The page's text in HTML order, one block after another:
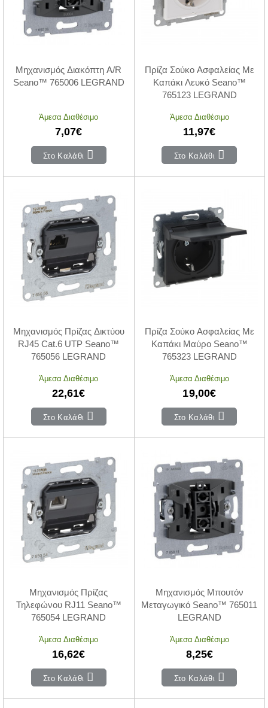
Μηχανισμός Διακόπτη A/R
Seano™ 765006 LEGRAND
Άμεσα Διαθέσιμο
7,07€
Στο Καλάθι
Πρίζα Σούκο Ασφαλείας Με
Καπάκι Λευκό Seano™
765123 LEGRAND
Άμεσα Διαθέσιμο
11,97€
Στο Καλάθι
Μηχανισμός Πρίζας Δικτύου
RJ45 Cat.6 UTP Seano™
765056 LEGRAND
Άμεσα Διαθέσιμο
22,61€
Στο Καλάθι
Πρίζα Σούκο Ασφαλείας Με
Καπάκι Μαύρο Seano™
765323 LEGRAND
Άμεσα Διαθέσιμο
19,00€
Στο Καλάθι
Μηχανισμός Πρίζας
Τηλεφώνου RJ11 Seano™
765054 LEGRAND
Άμεσα Διαθέσιμο
16,62€
Στο Καλάθι
Μηχανισμός Μπουτόν
Μεταγωγικό Seano™ 765011
LEGRAND
Άμεσα Διαθέσιμο
8,25€
Στο Καλάθι